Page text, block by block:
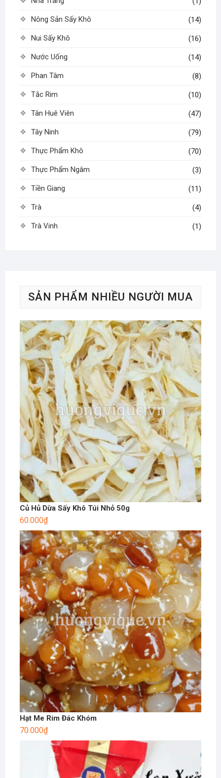
Nông Sản Sấy Khô (14)
Nui Sấy Khô (16)
Nước Uống (14)
Phan Tâm (8)
Tắc Rim (10)
Tân Huê Viên (47)
Tây Ninh (79)
Thực Phẩm Khô (70)
Thực Phẩm Ngâm (3)
Tiền Giang (11)
Trà (4)
Trà Vinh (1)
SẢN PHẨM NHIỀU NGƯỜI MUA
Củ Hủ Dừa Sấy Khô Túi Nhỏ 50g
60.000₫
Hạt Me Rim Đác Khóm
70.000₫